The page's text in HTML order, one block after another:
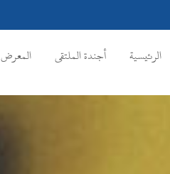
الرئيسية أجندة الملتقى المعرض